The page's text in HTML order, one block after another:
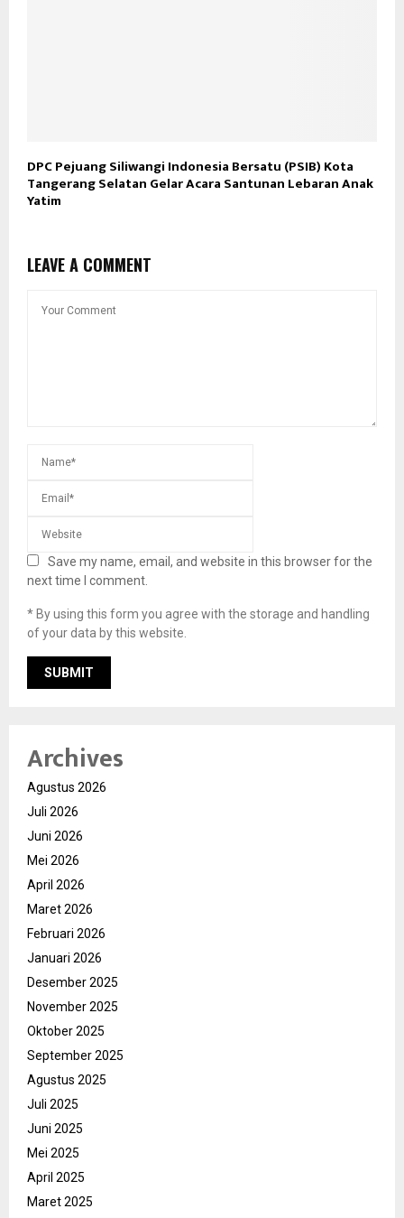
DPC Pejuang Siliwangi Indonesia Bersatu (PSIB) Kota
Tangerang Selatan Gelar Acara Santunan Lebaran Anak
Yatim
LEAVE A COMMENT
Save my name, email, and website in this browser for the
next time I comment.
* By using this form you agree with the storage and handling
of your data by this website.
Archives
Agustus 2026
Juli 2026
Juni 2026
Mei 2026
April 2026
Maret 2026
Februari 2026
Januari 2026
Desember 2025
November 2025
Oktober 2025
September 2025
Agustus 2025
Juli 2025
Juni 2025
Mei 2025
April 2025
Maret 2025